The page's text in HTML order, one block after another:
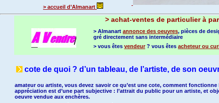
> accueil d’Almanart
> achat-ventes de particulier à
> Almanart annonce des oeuvres, pièces de
gré directement sans intermédiaire
> vous êtes vendeur? vous êtes acheteur ou
cote de quoi ? d’un tableau, de l’artiste, de son
amateur ou artiste, vous devez savoir ce qu’est une cote, comment
appréciation est d’une part subjective : l’attrait du public pour un artiste, et
oeuvre vendue aux enchères.